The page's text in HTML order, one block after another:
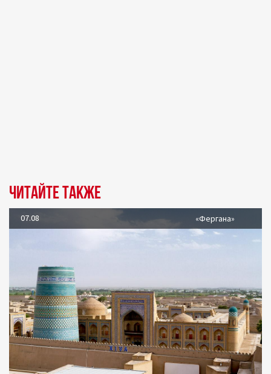
Читайте также
07.08 «Фергана»